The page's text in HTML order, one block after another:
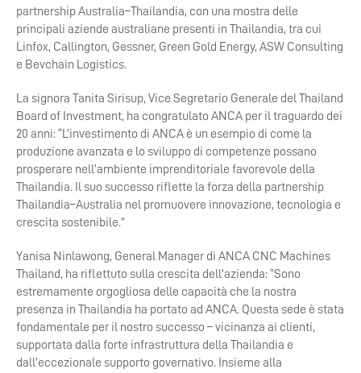
partnership Australia–Thailandia, con una mostra delle
principali aziende australiane presenti in Thailandia, tra cui
Linfox, Callington, Gessner, Green Gold Energy, ASW Consulting
e Bevchain Logistics.
La signora Tanita Sirisup, Vice Segretario Generale del Thailand
Board of Investment, ha congratulato ANCA per il traguardo dei
20 anni: “L’investimento di ANCA è un esempio di come la
produzione avanzata e lo sviluppo di competenze possano
prosperare nell’ambiente imprenditoriale favorevole della
Thailandia. Il suo successo riflette la forza della partnership
Thailandia–Australia nel promuovere innovazione, tecnologia e
crescita sostenibile.”
Yanisa Ninlawong, General Manager di ANCA CNC Machines
Thailand, ha riflettuto sulla crescita dell’azienda: “Sono
estremamente orgogliosa delle capacità che la nostra
presenza in Thailandia ha portato ad ANCA. Questa sede è stata
fondamentale per il nostro successo – vicinanza ai clienti,
supportata dalla forte infrastruttura della Thailandia e
dall’eccezionale supporto governativo. Insieme alla